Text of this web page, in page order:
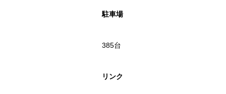
駐車場
385台
リンク